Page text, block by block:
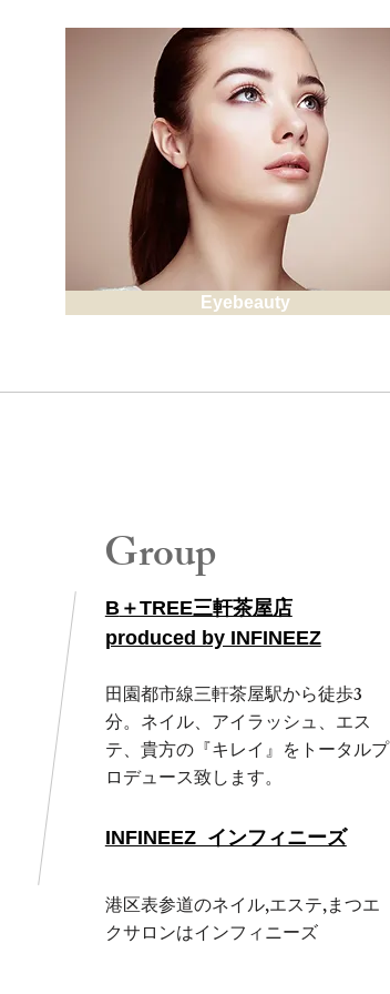
Eyebeauty
Group
B​＋TREE三軒茶屋店
produced by INFINEEZ
田園都市線三軒茶屋駅から徒歩3
分。ネイル、アイラッシュ、エス
テ、貴方の『キレイ』をトータルプ
ロデュース致します。
INFINEEZ インフィニーズ
港区表参道のネイル,エステ,まつエ
クサロンはインフィニーズ